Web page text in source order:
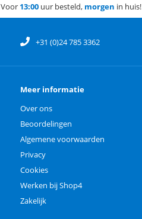
Voor 13:00 uur besteld, morgen in huis!
+31 (0)24 785 3362
Meer informatie
Over ons
Beoordelingen
Algemene voorwaarden
Privacy
Cookies
Werken bij Shop4
Zakelijk